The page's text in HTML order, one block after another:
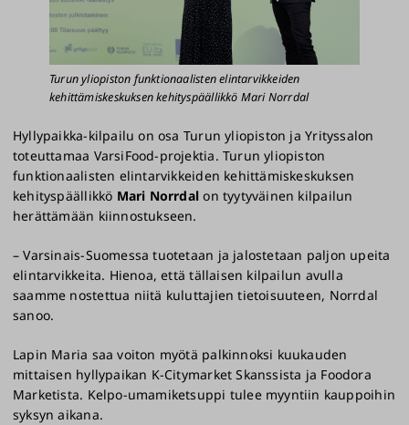
Turun yliopiston funktionaalisten elintarvikkeiden
kehittämiskeskuksen kehityspäällikkö Mari Norrdal
Hyllypaikka-kilpailu on osa Turun yliopiston ja Yrityssalon
toteuttamaa VarsiFood-projektia. Turun yliopiston
funktionaalisten elintarvikkeiden kehittämiskeskuksen
kehityspäällikkö Mari Norrdal on tyytyväinen kilpailun
herättämään kiinnostukseen.
– Varsinais-Suomessa tuotetaan ja jalostetaan paljon upeita
elintarvikkeita. Hienoa, että tällaisen kilpailun avulla
saamme nostettua niitä kuluttajien tietoisuuteen, Norrdal
sanoo.
Lapin Maria saa voiton myötä palkinnoksi kuukauden
mittaisen hyllypaikan K-Citymarket Skanssista ja Foodora
Marketista. Kelpo-umamiketsuppi tulee myyntiin kauppoihin
syksyn aikana.